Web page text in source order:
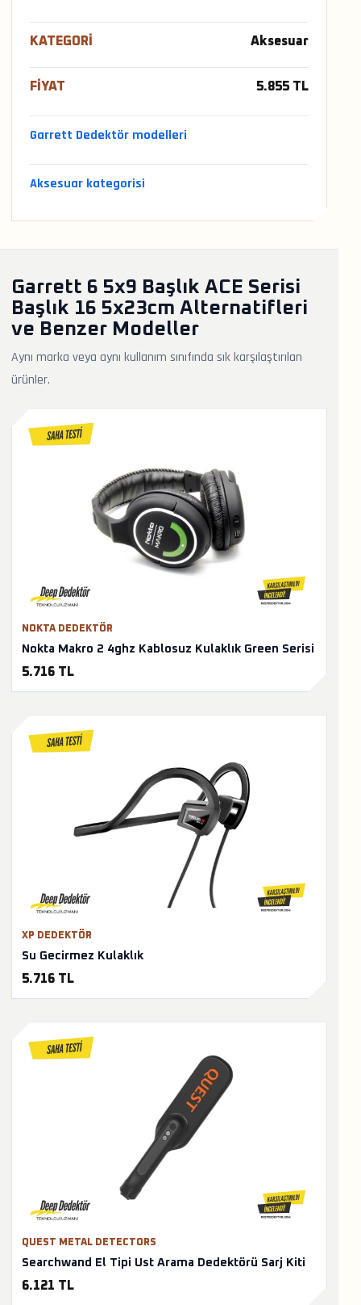
KATEGORI Aksesuar
FIYAT 5.855 TL
Garrett Dedektör modelleri
Aksesuar kategorisi
Garrett 6 5x9 Başlık ACE Serisi
Başlık 16 5x23cm Alternatifleri
ve Benzer Modeller
Aynı marka veya aynı kullanım sınıfında sık karşılaştırılan
ürünler.
NOKTA DEDEKTÖR
Nokta Makro 2 4ghz Kablosuz Kulaklık Green Serisi
5.716 TL
XP DEDEKTÖR
Su Gecirmez Kulaklık
5.716 TL
QUEST METAL DETECTORS
Searchwand El Tipi Ust Arama Dedektörü Sarj Kiti
6.121 TL